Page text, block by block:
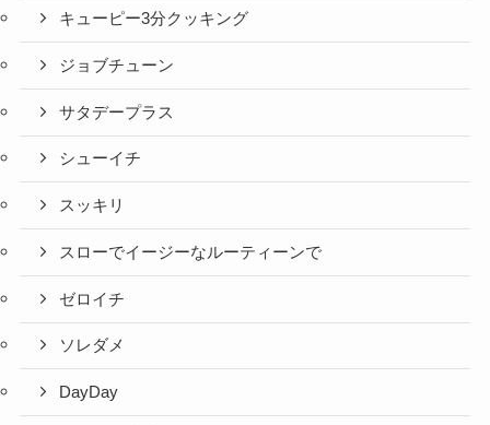
キューピー3分クッキング
ジョブチューン
サタデープラス
シューイチ
スッキリ
スローでイージーなルーティーンで
ゼロイチ
ソレダメ
DayDay